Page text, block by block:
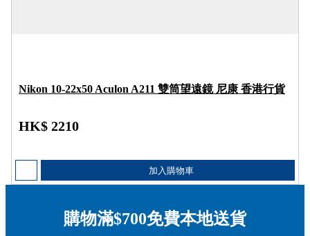
Nikon 10-22x50 Aculon A211 雙筒望遠鏡 尼康 香港行貨
HK$ 2210
加入購物車
購物滿$700免費本地送貨